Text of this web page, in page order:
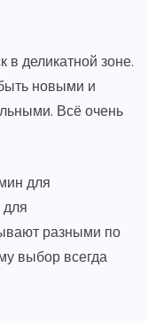
в деликатной зоне.
новыми и
Всё очень
для
для
разными по
выбор всегда